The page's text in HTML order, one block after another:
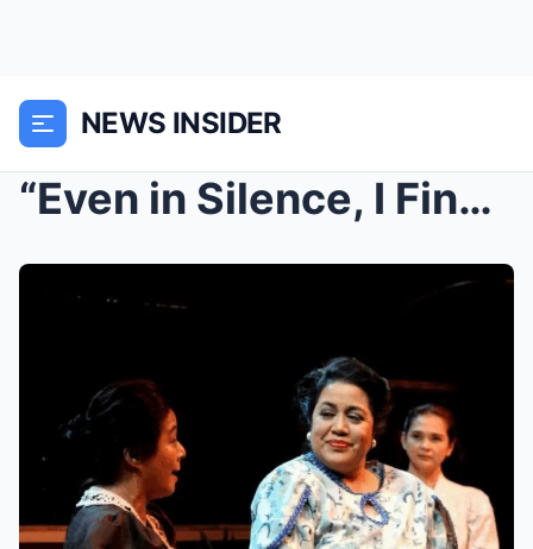
NEWS INSIDER
“Even in Silence, I Find No Peace” – C...